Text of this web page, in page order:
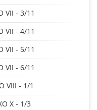
VII - 3/11
VII - 4/11
VII - 5/11
VII - 6/11
VIII - 1/1
X - 1/3